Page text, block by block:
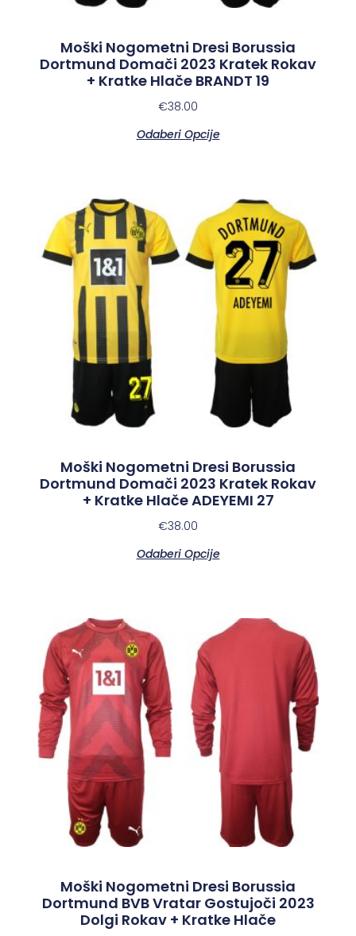
Moški Nogometni Dresi Borussia
Dortmund Domači 2023 Kratek Rokav
+ Kratke Hlače BRANDT 19
€38.00
Odaberi Opcije
Moški Nogometni Dresi Borussia
Dortmund Domači 2023 Kratek Rokav
+ Kratke Hlače ADEYEMI 27
€38.00
Odaberi Opcije
Moški Nogometni Dresi Borussia
Dortmund BVB Vratar Gostujoči 2023
Dolgi Rokav + Kratke Hlače